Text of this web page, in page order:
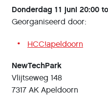
Donderdag 11 juni 20:00
Georganiseerd door:
HCC!apeldoorn
NewTechPark
Vlijtseweg 148
7317 AK Apeldoorn